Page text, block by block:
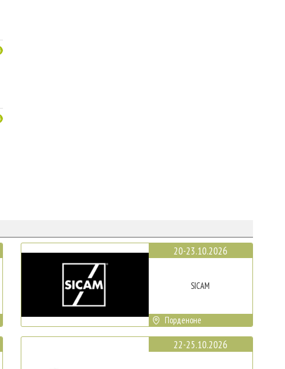
20-23.10.2026
SICAM
Порденоне
22-25.10.2026